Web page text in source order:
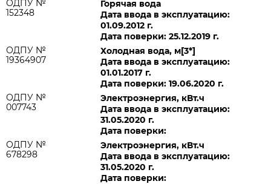
ОДПУ №
152348
Горячая вода
Дата ввода в эксплуатацию:
01.09.2012 г.
Дата поверки: 25.12.2019 г.
ОДПУ №
19364907
Холодная вода, м[3*]
Дата ввода в эксплуатацию:
01.01.2017 г.
Дата поверки: 19.06.2020 г.
ОДПУ №
007743
Электроэнергия, кВт.ч
Дата ввода в эксплуатацию:
31.05.2020 г.
Дата поверки:
ОДПУ №
678298
Электроэнергия, кВт.ч
Дата ввода в эксплуатацию:
31.05.2020 г.
Дата поверки: